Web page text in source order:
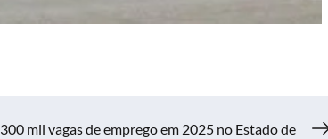
300 mil vagas de emprego em 2025 no Estado de